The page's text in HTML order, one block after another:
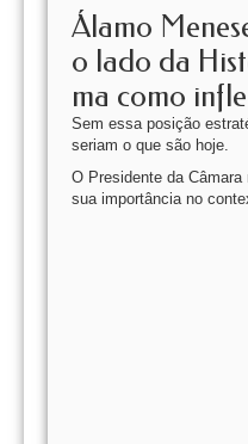
Álamo
o lado da
ma como
Sem essa posição
seriam o que são hoje.
O Presidente da
sua importância no